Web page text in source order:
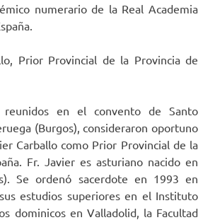
numerario de la Real Academia
Prior Provincial de la Provincia de
reunidos en el convento de Santo
(Burgos), consideraron oportuno
Carballo como Prior Provincial de la
Fr. Javier es asturiano nacido en
Se ordenó sacerdote en 1993 en
estudios superiores en el Instituto
dominicos en Valladolid, la Facultad